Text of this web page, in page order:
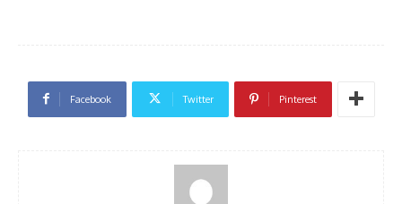
Facebook Twitter Pinterest